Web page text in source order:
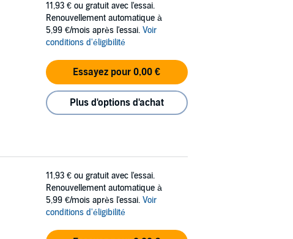
11,93 € ou gratuit avec l'essai.
Renouvellement automatique à
5,99 €/mois après l'essai. Voir
conditions d'éligibilité
Essayez pour 0,00 €
Plus d'options d'achat
11,93 € ou gratuit avec l'essai.
Renouvellement automatique à
5,99 €/mois après l'essai. Voir
conditions d'éligibilité